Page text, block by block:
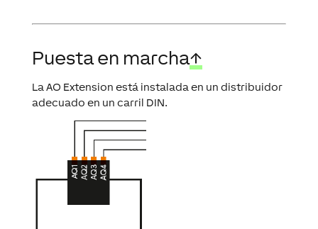
Puesta en marcha↑
La AO Extension está instalada en un distribuidor
adecuado en un carril DIN.